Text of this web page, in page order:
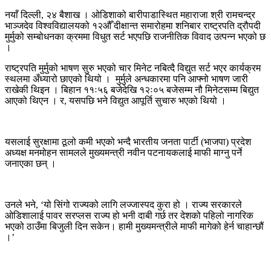
राष्ट्रपतिको
सम्बोधनमा
बत्ति
बन्यो
राजनीतिक
मुद्धा
नयाँ दिल्ली, २४ बैशाख । ओडिशाको बारीपाडास्थित महाराजा श्री रामचन्द्र
भाञ्जदेव विश्वविद्यालयको १२औँ दीक्षान्त समारोहमा शनिबार राष्ट्रपति द्रौपदी
मुर्मुको सम्बोधनका क्रममा विधुत सर्ट भएपछि राजनीतिक विवाद उत्पन्न भएको छ
।
राष्ट्रपति मुर्मुको भाषण सुरु भएको चार मिनेट नबित्दै विद्युत सर्ट भएर कार्यक्रम
स्थलमा अँध्यारो छाएको थियो । मुर्मुले अन्धकारमा पनि आफ्नो भाषण जारी
राखेकी थिइन । बिहान ११ः५६ बजेदेखि १२ः०५ बजेसम्म नौ मिनेटसम्म बिद्युत
आएको थिएन । र, यसपछि भने विद्युत आपूर्ति सुचारु भएको थियो ।
यसलाई सुरक्षामा ठूलो कमी भएको भन्दै भारतीय जनता पार्टी (भाजपा) प्रदेश
अध्यक्ष मनमोहन सामलले मुख्यमन्त्री नवीन पटनायकलाई माफी माग्नु पर्ने
जनाएका छन् ।
उनले भने, ‘यो सिंगो राज्यको लागि लज्जास्पद कुरा हो । राज्य सरकारले
ओडिशालाई पावर सरप्लस राज्य हो भनी दाबी गर्छ तर देशको पहिलो नागरिक
भएको ठाउँमा बिजुली दिन सकेन। हामी मुख्यमन्त्रीले माफी मागेको हेर्न चाहान्छौं
।’